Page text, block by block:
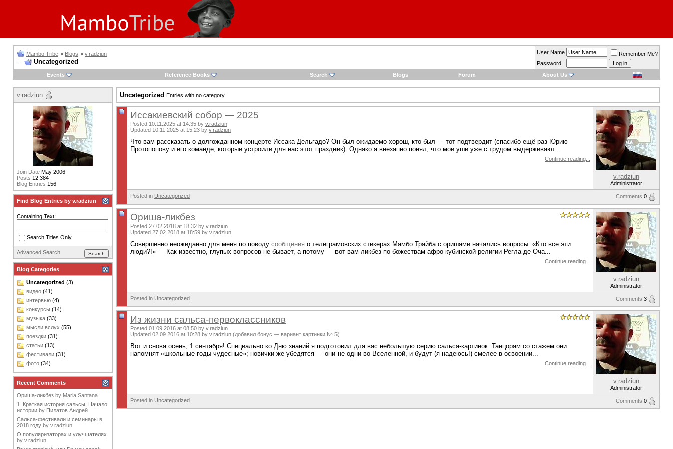
Mambo Tribe > Blogs > v.radziun
Uncategorized
User Name
Remember Me?
Password
Events
Reference Books Search Blogs Forum About Us
Uncategorized Entries with no category
Иссакиевский собор — 2025
Posted 10.11.2025 at 14:35 by v.radziun
Updated 10.11.2025 at 15:23 by v.radziun
Что вам рассказать о долгожданном концерте Иссака Дельгадо? Он был ожидаемо хорош, кто был — тот подтвердит (спасибо ещё раз Юрию
Протопопову и его команде, которые устроили для нас этот праздник). Однако я внезапно понял, что мои уши уже с трудом выдерживают...
Continue reading...
v.radziun
Administrator
Posted in Uncategorized Comments 0
Ориша-ликбез
Posted 27.02.2018 at 18:32 by v.radziun
Updated 27.02.2018 at 18:59 by v.radziun
Совершенно неожиданно для меня по поводу сообщения о телеграмовских стикерах Мамбо Трайба с оришами начались вопросы: «Кто все эти
люди?!» — Как известно, глупых вопросов не бывает, а потому — вот вам ликбез по божествам афро-кубинской религии Регла-де-Оча...
Continue reading...
v.radziun
Administrator
Posted in Uncategorized Comments 3
Из жизни сальса-первоклассников
Posted 01.09.2016 at 08:50 by v.radziun
Updated 02.09.2016 at 10:28 by v.radziun (добавил бонус — вариант картинки № 5)
Вот и снова осень, 1 сентября! Специально ко Дню знаний я подготовил для вас небольшую серию сальса-картинок. Танцорам со стажем они
напомнят «школьные годы чудесные»; новички же убедятся — они не одни во Вселенной, и будут (я надеюсь!) смелее в освоении...
Continue reading...
v.radziun
Administrator
Posted in Uncategorized Comments 0
v.radziun
Join Date May 2006
Posts 12,384
Blog Entries 156
Find Blog Entries by v.radziun
Containing Text:
Search Titles Only
Advanced Search
Blog Categories
Uncategorized (3)
видео (41)
интервью (4)
конкурсы (14)
музыка (33)
мысли вслух (55)
поездки (31)
статьи (13)
фестивали (31)
фото (34)
Recent Comments
Ориша-ликбез by Maria Santana
1. Краткая история сальсы. Начало
истории by Пилатов Андрей
Сальса-фестивали и семинары в
2018 году by v.radziun
О популяризаторах и улучшателях
by v.radziun